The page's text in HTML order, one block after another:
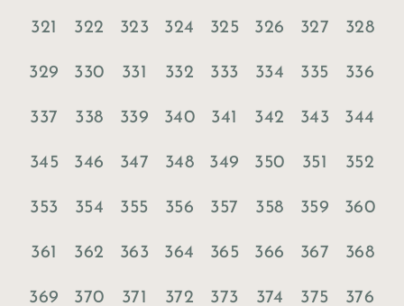
321 322 323 324 325 326 327 328
329 330 331 332 333 334 335 336
337 338 339 340 341 342 343 344
345 346 347 348 349 350 351 352
353 354 355 356 357 358 359 360
361 362 363 364 365 366 367 368
369 370 371 372 373 374 375 376